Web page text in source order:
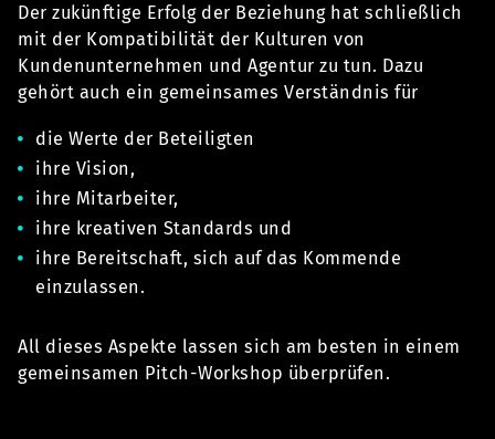
Der zukünftige Erfolg der Beziehung hat schließlich
mit der Kompatibilität der Kulturen von
Kundenunternehmen und Agentur zu tun. Dazu
gehört auch ein gemeinsames Verständnis für
die Werte der Beteiligten
ihre Vision,
ihre Mitarbeiter,
ihre kreativen Standards und
ihre Bereitschaft, sich auf das Kommende
einzulassen.
All dieses Aspekte lassen sich am besten in einem
gemeinsamen Pitch-Workshop überprüfen.